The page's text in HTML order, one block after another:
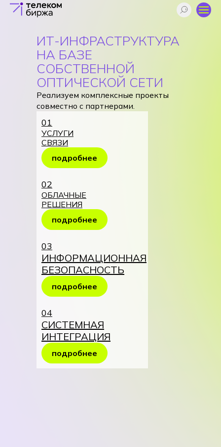
ИТ-ИНФРАСТРУКТУРА
НА БАЗЕ
СОБСТВЕННОЙ
ОПТИЧЕСКОЙ СЕТИ
Реализуем комплексные проекты
совместно с партнерами.
01
УСЛУГИ
СВЯЗИ
подробнее
02
ОБЛАЧНЫЕ
РЕШЕНИЯ
подробнее
03
ИНФОРМАЦИОННАЯ
БЕЗОПАСНОСТЬ
подробнее
04
СИСТЕМНАЯ
ИНТЕГРАЦИЯ
подробнее